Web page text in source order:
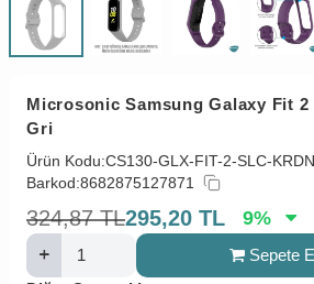
Microsonic Samsung Galaxy Fit
Gri
Ürün Kodu:CS130-GLX-FIT-2-SLC-
Barkod:8682875127871
324,87 TL295,20 TL 9%
Sepete